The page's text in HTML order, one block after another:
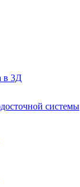
в 3Д
системы